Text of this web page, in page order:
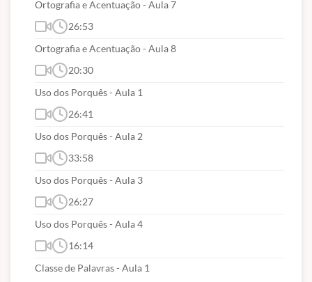
atualizado em PDF para download
novas atualizações pós-edital estaremos
atualizando sem custos para os nossos alunos
com plano de assinatura vigente);
São6 meses de acesso
FÓRUM DE DISCUSSÃO
Neste curso NÃO haverá fóruns de
discussão para retirada de dúvidas.
Ortografia e Acentuação - Aula 7
26:53
Ortografia e Acentuação - Aula 8
20:30
Uso dos Porquês - Aula 1
26:41
Uso dos Porquês - Aula 2
33:58
Uso dos Porquês - Aula 3
26:27
Uso dos Porquês - Aula 4
16:14
Classe de Palavras - Aula 1